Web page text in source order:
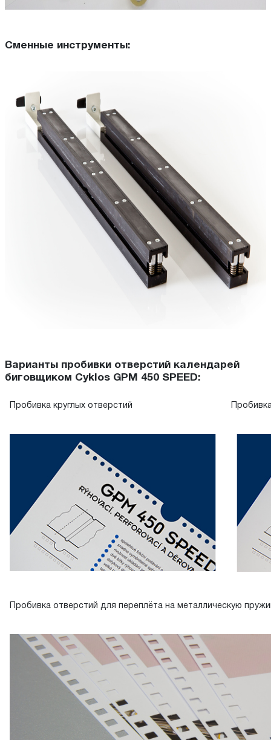
Сменные инструменты:
Варианты пробивки отверстий календарей
биговщиком Cyklos GPM 450 SPEED:
Пробивка круглых отверстий
Пробивка отверстий для переплёта на металлическую